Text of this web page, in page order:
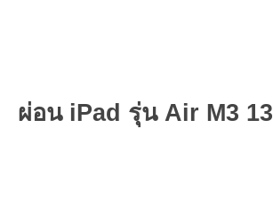
ผ่อน iPad รุ่น Air M3 13